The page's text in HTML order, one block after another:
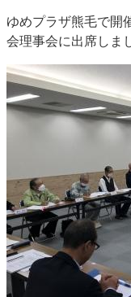
ゆめプラザ熊毛で開
会理事会に出席しま